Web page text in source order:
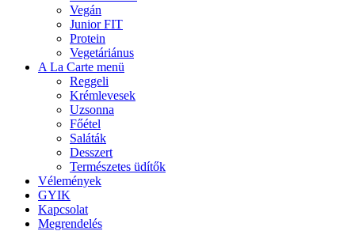
Vegán
Junior FIT
Protein
Vegetáriánus
A La Carte menü
Reggeli
Krémlevesek
Uzsonna
Főétel
Saláták
Desszert
Természetes üdítők
Vélemények
GYIK
Kapcsolat
Megrendelés